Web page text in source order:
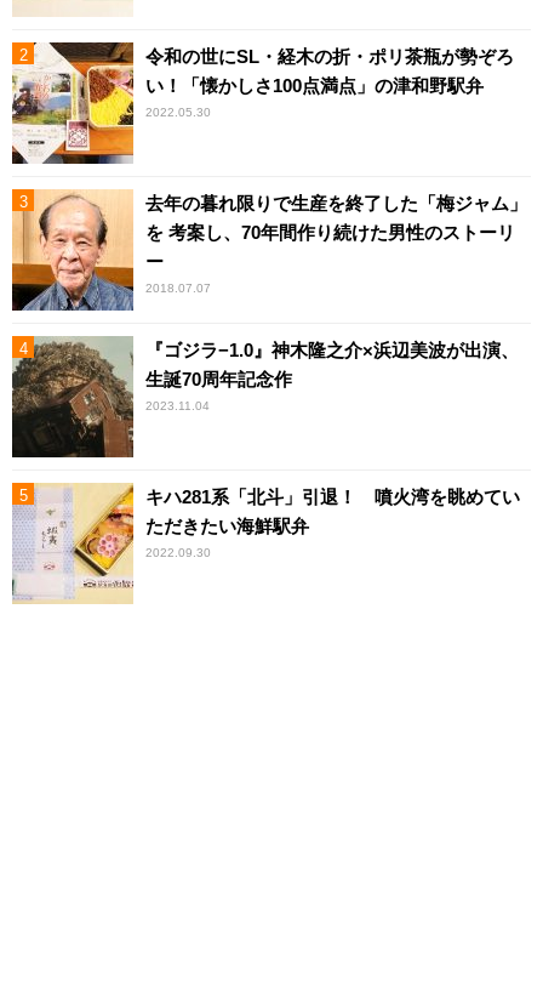
令和の世にSL・経木の折・ポリ茶瓶が勢ぞろ
い！「懐かしさ100点満点」の津和野駅弁
2022.05.30
去年の暮れ限りで生産を終了した「梅ジャム」
を 考案し、70年間作り続けた男性のストーリ
ー
2018.07.07
『ゴジラ−1.0』神木隆之介×浜辺美波が出演、
生誕70周年記念作
2023.11.04
キハ281系「北斗」引退！ 噴火湾を眺めてい
ただきたい海鮮駅弁
2022.09.30